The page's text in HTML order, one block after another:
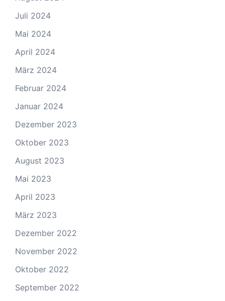
Juli 2024
Mai 2024
April 2024
März 2024
Februar 2024
Januar 2024
Dezember 2023
Oktober 2023
August 2023
Mai 2023
April 2023
März 2023
Dezember 2022
November 2022
Oktober 2022
September 2022